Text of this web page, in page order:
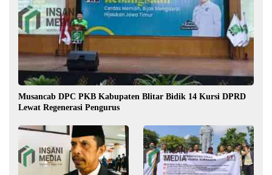
Musancab DPC PKB Kabupaten Blitar Bidik 14 Kursi DPRD
Lewat Regenerasi Pengurus